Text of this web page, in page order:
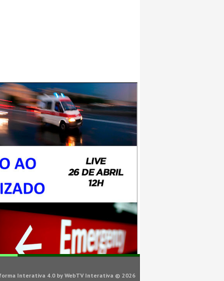
Interativa 4.0 by WebTV Interativa © 2026